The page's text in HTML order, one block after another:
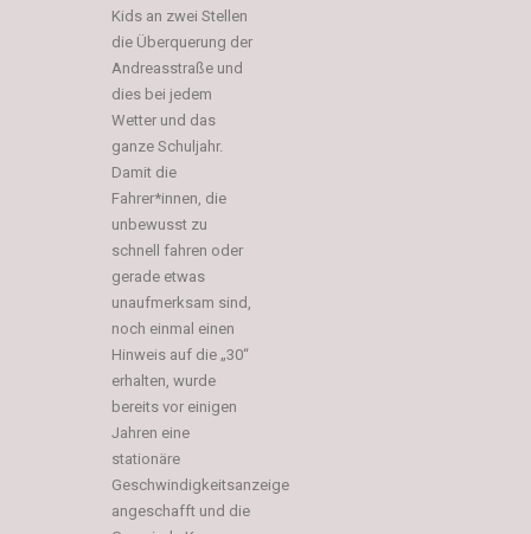
Kids an zwei Stellen
die Überquerung der
Andreasstraße und
dies bei jedem
Wetter und das
ganze Schuljahr.
Damit die
Fahrer*innen, die
unbewusst zu
schnell fahren oder
gerade etwas
unaufmerksam sind,
noch einmal einen
Hinweis auf die „30“
erhalten, wurde
bereits vor einigen
Jahren eine
stationäre
Geschwindigkeitsanzeige
angeschafft und die